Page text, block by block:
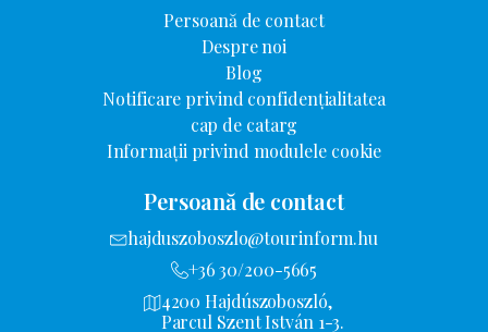
Persoană de contact
Despre noi
Blog
Notificare privind confidențialitatea
cap de catarg
Informații privind modulele cookie
Persoană de contact
hajduszoboszlo@tourinform.hu
+36 30/200-5665
4200 Hajdúszoboszló,
Parcul Szent István 1-3.